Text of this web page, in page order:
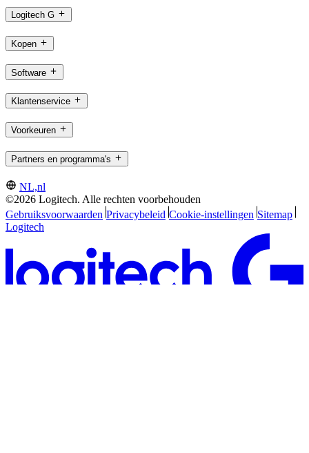
Logitech G
Kopen
Software
Klantenservice
Voorkeuren
Partners en programma's
NL,nl
©2026 Logitech. Alle rechten voorbehouden
Gebruiksvoorwaarden Privacybeleid Cookie-instellingen Sitemap
Logitech